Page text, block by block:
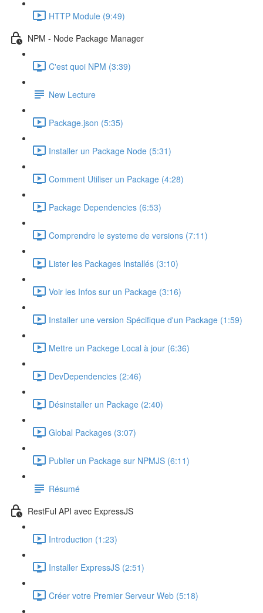
HTTP Module (9:49)
NPM - Node Package Manager
C'est quoi NPM (3:39)
New Lecture
Package.json (5:35)
Installer un Package Node (5:31)
Comment Utiliser un Package (4:28)
Package Dependencies (6:53)
Comprendre le systeme de versions (7:11)
Lister les Packages Installés (3:10)
Voir les Infos sur un Package (3:16)
Installer une version Spécifique d'un Package (1:59)
Mettre un Packege Local à jour (6:36)
DevDependencies (2:46)
Désinstaller un Package (2:40)
Global Packages (3:07)
Publier un Package sur NPMJS (6:11)
Résumé
RestFul API avec ExpressJS
Introduction (1:23)
Installer ExpressJS (2:51)
Créer votre Premier Serveur Web (5:18)